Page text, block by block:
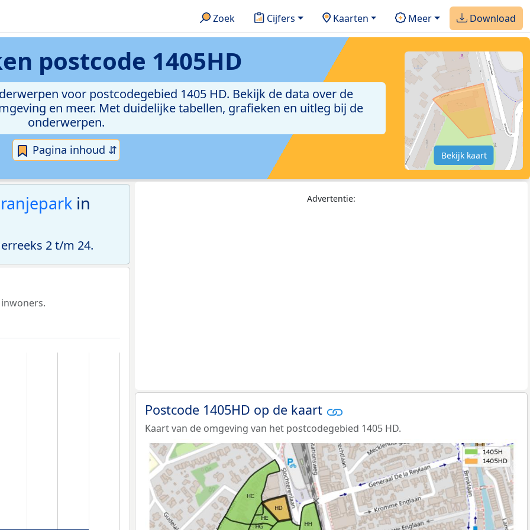
Zoek Cijfers Kaarten Meer Download
postcode 1405HD
voor postcodegebied 1405 HD. Bekijk de data over de
en meer. Met duidelijke tabellen, grafieken en uitleg bij de
onderwerpen.
Pagina inhoud ⇵ Bekijk kaart
in
2 t/m 24.
Advertentie:
Postcode 1405HD op de kaart
Kaart van de omgeving van het postcodegebied 1405 HD.